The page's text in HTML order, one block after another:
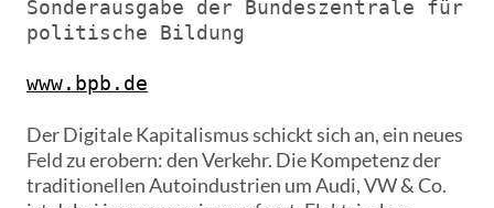
Sonderausgabe der Bundeszentrale für
politische Bildung
www.bpb.de
Der Digitale Kapitalismus schickt sich an, ein neues
Feld zu erobern: den Verkehr. Die Kompetenz der
traditionellen Autoindustrien um Audi, VW & Co.